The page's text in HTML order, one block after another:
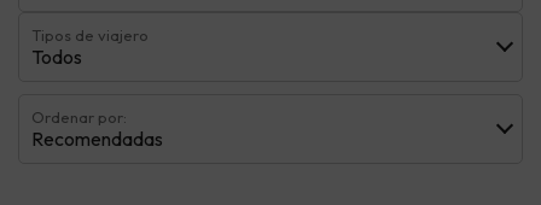
Tipos de viajero
Todos
Ordenar por:
Recomendadas